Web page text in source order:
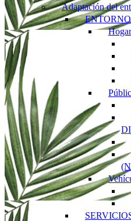
Adaptación del
ENTORNO
Hogar